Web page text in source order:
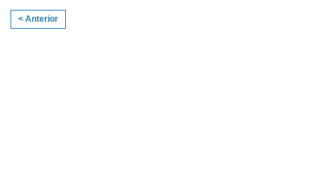
< Anterior